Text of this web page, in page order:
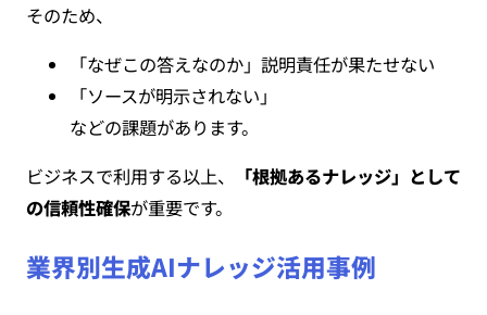
そのため、
「なぜこの答えなのか」説明責任が果たせない
「ソースが明示されない」
などの課題があります。
ビジネスで利用する以上、
「根拠あるナレッジ」として
の信頼性確保が重要です。
業界別生成AIナレッジ活用事例